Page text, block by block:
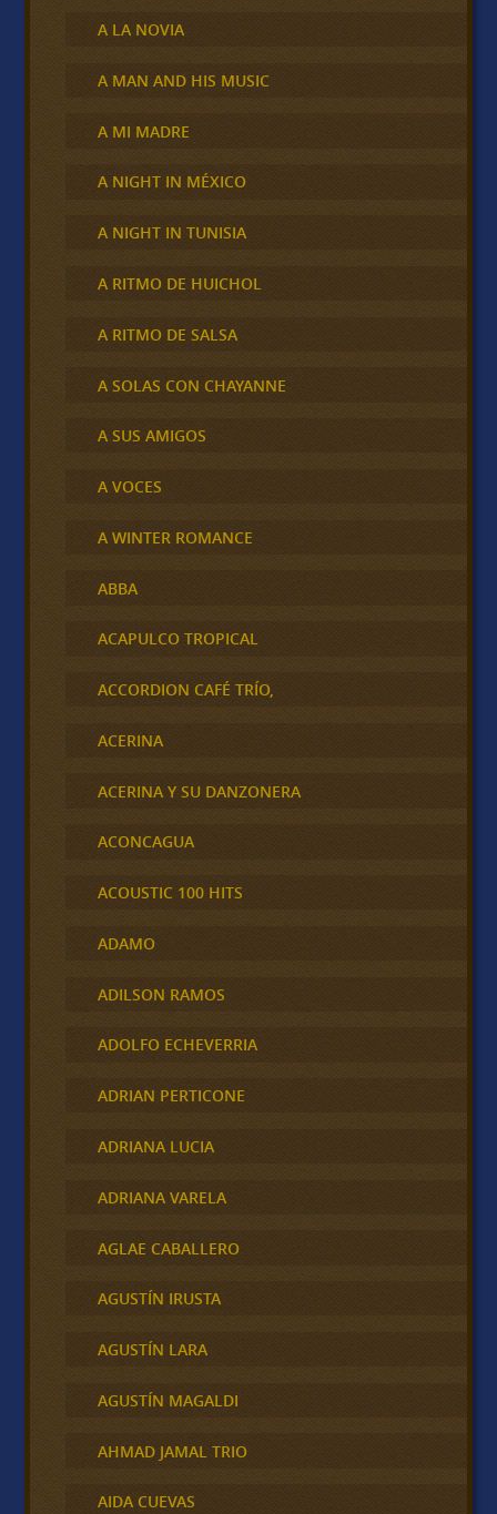
A LA NOVIA
A MAN AND HIS MUSIC
A MI MADRE
A NIGHT IN MÉXICO
A NIGHT IN TUNISIA
A RITMO DE HUICHOL
A RITMO DE SALSA
A SOLAS CON CHAYANNE
A SUS AMIGOS
A VOCES
A WINTER ROMANCE
ABBA
ACAPULCO TROPICAL
ACCORDION CAFÉ TRÍO,
ACERINA
ACERINA Y SU DANZONERA
ACONCAGUA
ACOUSTIC 100 HITS
ADAMO
ADILSON RAMOS
ADOLFO ECHEVERRIA
ADRIAN PERTICONE
ADRIANA LUCIA
ADRIANA VARELA
AGLAE CABALLERO
AGUSTÍN IRUSTA
AGUSTÍN LARA
AGUSTÍN MAGALDI
AHMAD JAMAL TRIO
AIDA CUEVAS